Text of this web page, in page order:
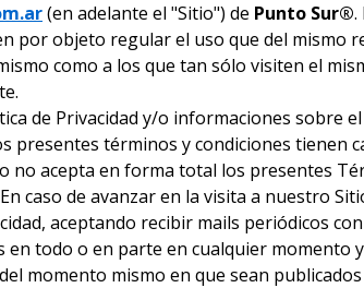
(en adelante el "Sitio") de Punto Sur®.
por objeto regular el uso que del mismo
como a los que tan sólo visiten el
de Privacidad y/o informaciones sobre
presentes términos y condiciones tienen
no acepta en forma total los presentes
caso de avanzar en la visita a nuestro
aceptando recibir mails periódicos
en todo o en parte en cualquier momento
momento mismo en que sean